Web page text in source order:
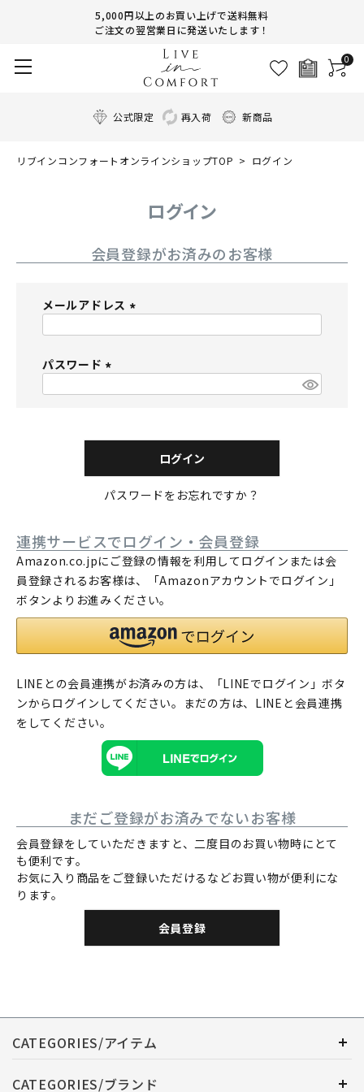
5,000円以上のお買い上げで送料無料
ご注文の翌営業日に発送いたします！
0
公式限定 再入荷 新商品
リブインコンフォートオンラインショップTOP ログイン
ログイン
会員登録がお済みのお客様
メールアドレス
パスワード
)
ログイン
パスワードをお忘れですか？
連携サービスでログイン・会員登録
Amazon.co.jpにご登録の情報を利用してログインまたは会
員登録されるお客様は、「Amazonアカウントでログイン」
ボタンよりお進みください。
LINEとの会員連携がお済みの方は、「LINEでログイン」ボタ
ンからログインしてください。まだの方は、 LINEと会員連携
をしてください。
まだご登録がお済みでないお客様
会員登録をしていただきますと、二度目のお買い物時にとて
も便利です。
お気に入り商品をご登録いただけるなどお買い物が便利にな
ります。
会員登録
CATEGORIES/アイテム
CATEGORIES/ブランド